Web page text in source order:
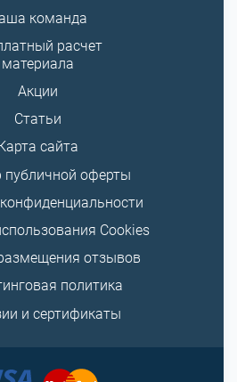
команда
расчет
материала
Акции
Статьи
Карта сайта
публичной оферты
Cookies
отзывов
политика
и сертификаты